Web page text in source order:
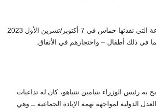
اندلعت العملية العسكرية الإسرائيلية بسبب المذبحة المروعة التي نفذتها حماس في 7 أكتوبر/تشرين الأول 2023
رئيس الوزراء بنيامين نتنياهو، كان له تداعيات
الدولية لمواجهة تهمة الإبادة الجماعية ــ وهي